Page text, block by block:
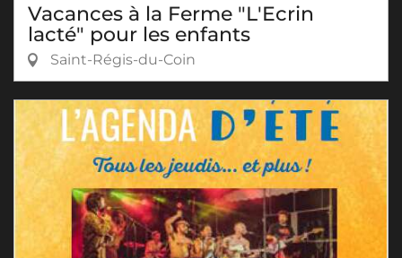
Vacances à la Ferme "L'Ecrin
lacté" pour les enfants
Saint-Régis-du-Coin